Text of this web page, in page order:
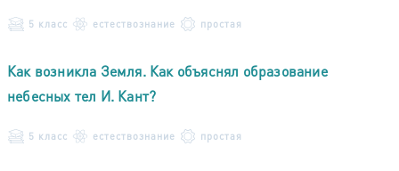
5 класс естествознание простая
Как возникла Земля. Как объяснял образование
небесных тел И. Кант?
5 класс естествознание простая